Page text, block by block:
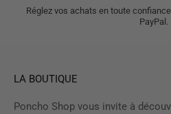
Réglez vos achats en toute
PayPal.
LA BOUTIQUE
Poncho Shop vous invite à